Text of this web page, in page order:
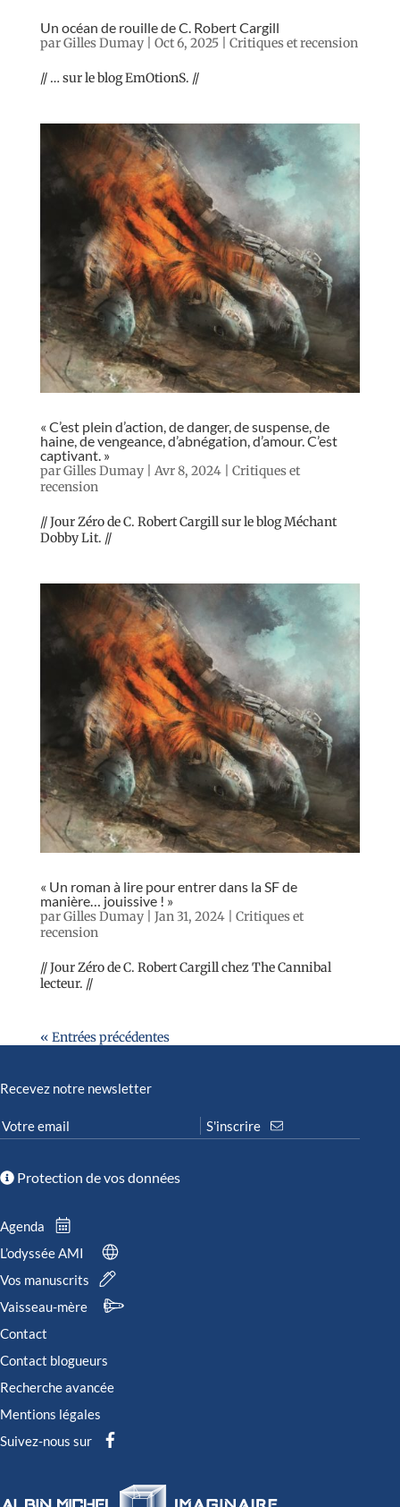
Un océan de rouille de C. Robert Cargill
parGilles Dumay| Oct 6, 2025| Critiques et recension
// … sur le blog EmOtionS. //
« C’est plein d’action, de danger, de suspense, de
haine, de vengeance, d’abnégation, d’amour. C’est
captivant. »
parGilles Dumay| Avr 8, 2024| Critiques et
recension
// Jour Zéro de C. Robert Cargill sur le blog Méchant
Dobby Lit. //
« Un roman à lire pour entrer dans la SF de
manière… jouissive ! »
parGilles Dumay| Jan 31, 2024| Critiques et
recension
// Jour Zéro de C. Robert Cargill chez The Cannibal
lecteur. //
« Entrées précédentes
Recevez notre newsletter
Protection de vos données
Agenda
L’odyssée AMI
Vos manuscrits
Vaisseau-mère
Contact
Contact blogueurs
Recherche avancée
Mentions légales
Suivez-nous sur